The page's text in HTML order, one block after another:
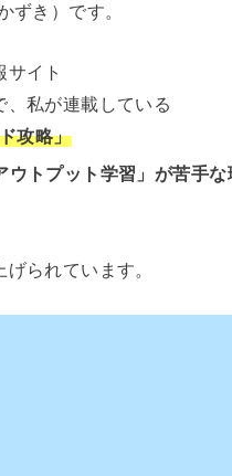
ずき）です。
イト
、私が連載している
攻略」
ウトプット学習」が苦手
られています。